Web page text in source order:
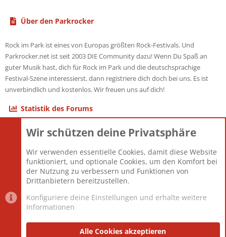
Über den Parkrocker
Rock im Park ist eines von Europas größten Rock-Festivals. Und
Parkrocker.net ist seit 2003 DIE Community dazu! Wenn Du Spaß an
guter Musik hast, dich für Rock im Park und die deutschsprachige
Festival-Szene interessierst, dann registriere dich doch bei uns. Es ist
unverbindlich und kostenlos. Wir freuen uns auf dich!
Statistik des Forums
Themen
Mitglieder
12.425
Neuestes Mitglied
Toddster85
Datenschutzerklärung Impressum
Wir schützen deine Privatsphäre
Wir verwenden essentielle Cookies, damit diese Website
funktioniert, und optionale Cookies, um den Komfort bei
der Nutzung zu verbessern und Funktionen von
Drittanbietern bereitzustellen.
Konfiguriere deine Einstellungen und erhalte weitere
Informationen
Alle Cookies akzeptieren